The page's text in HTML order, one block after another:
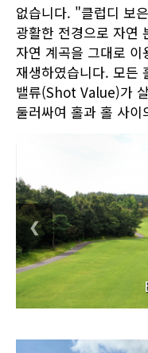
없습니다. "클럽디 보
광활한 전경으로 자연
자연 계곡을 그대로
재생하였습니다. 모든
밸류(Shot Value)가
둘러싸여 홀과 홀 사
❮